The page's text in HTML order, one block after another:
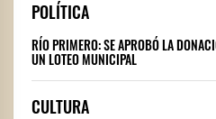
POLÍTICA
RÍO PRIMERO: SE APROBÓ LA
UN LOTEO MUNICIPAL
CULTURA